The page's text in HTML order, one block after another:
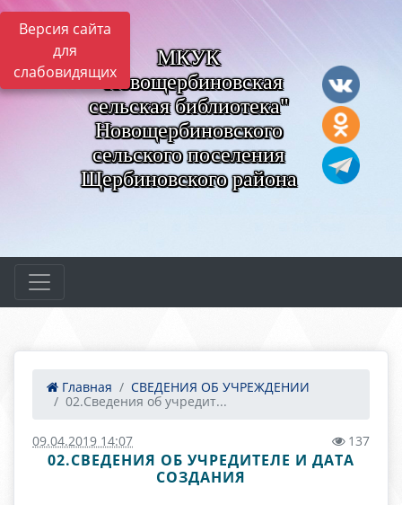
Версия сайта
для
слабовидящих
МКУК
"Новощербиновская
сельская библиотека"
Новощербиновского
сельского поселения
Щербиновского района
Главная
СВЕДЕНИЯ ОБ УЧРЕЖДЕНИИ
02.Сведения об учредит...
09.04.2019 14:07 137
02.СВЕДЕНИЯ ОБ УЧРЕДИТЕЛЕ И ДАТА
СОЗДАНИЯ